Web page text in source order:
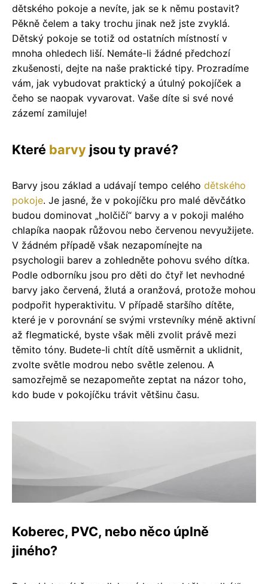
dětského pokoje a nevíte, jak se k němu postavit?
Pěkně čelem a taky trochu jinak než jste zvyklá.
Dětský pokoje se totiž od ostatních místností v
mnoha ohledech liší. Nemáte-li žádné předchozí
zkušenosti, dejte na naše praktické tipy. Prozradíme
vám, jak vybudovat praktický a útulný pokojíček a
čeho se naopak vyvarovat. Vaše díte si své nové
zázemí zamiluje!
Které barvy jsou ty pravé?
Barvy jsou základ a udávají tempo celého dětského
pokoje. Je jasné, že v pokojíčku pro malé děvčátko
budou dominovat „holčičí“ barvy a v pokoji malého
chlapíka naopak růžovou nebo červenou nevyužijete.
V žádném případě však nezapomínejte na
psychologii barev a zohledněte pohovu svého dítka.
Podle odborníku jsou pro děti do čtyř let nevhodné
barvy jako červená, žlutá a oranžová, protože mohou
podpořit hyperaktivitu. V případě staršího dítěte,
které je v porovnání se svými vrstevníky méně aktivní
až flegmatické, byste však měli zvolit právě mezi
těmito tóny. Budete-li chtít dítě usměrnit a uklidnit,
zvolte světle modrou nebo světle zelenou. A
samozřejmě se nezapomeňte zeptat na názor toho,
kdo bude v pokojíčku trávit většinu času.
Koberec, PVC, nebo něco úplně
jiného?